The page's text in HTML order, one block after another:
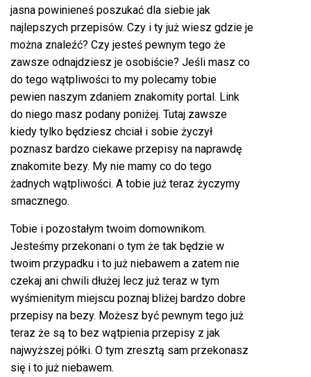
jasna powinieneś poszukać dla siebie jak
najlepszych przepisów. Czy i ty już wiesz gdzie je
można znaleźć? Czy jesteś pewnym tego że
zawsze odnajdziesz je osobiście? Jeśli masz co
do tego wątpliwości to my polecamy tobie
pewien naszym zdaniem znakomity portal. Link
do niego masz podany poniżej. Tutaj zawsze
kiedy tylko będziesz chciał i sobie życzył
poznasz bardzo ciekawe przepisy na naprawdę
znakomite bezy. My nie mamy co do tego
żadnych wątpliwości. A tobie już teraz życzymy
smacznego.
Tobie i pozostałym twoim domownikom.
Jesteśmy przekonani o tym że tak będzie w
twoim przypadku i to już niebawem a zatem nie
czekaj ani chwili dłużej lecz już teraz w tym
wyśmienitym miejscu poznaj bliżej bardzo dobre
przepisy na bezy. Możesz być pewnym tego już
teraz że są to bez wątpienia przepisy z jak
najwyższej półki. O tym zresztą sam przekonasz
się i to już niebawem.